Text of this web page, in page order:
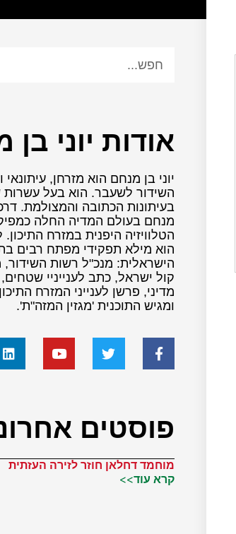
אודות יוני
יוני בן מנחם הוא מזרחן,
השידור לשעבר. הוא בעל עשרות
בעיתונות הכתובה והמצולמת.
מנחם בעולם המדיה החלה
הטלוויזיה היפנית במזרח
הוא מילא תפקידי מפתח רבים
הישראלית: מנכ"ל רשות השידור,
קול ישראל, כתב לענייניי
מדיני, פרשן לענייני המזרח
ומגיש התוכנית 'מגזין המזה"ת'.
פוסטים
מוחמד דחלאן חוזר לזירה העזתית
קרא עוד>>